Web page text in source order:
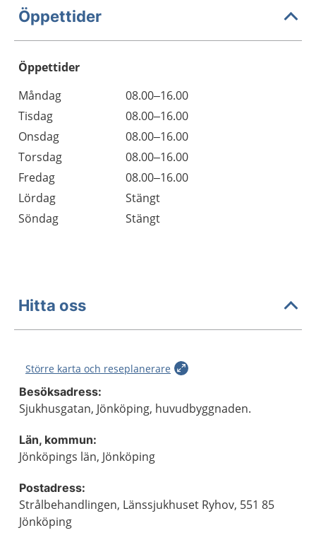
Öppettider
Öppettider
Dag
Öppettider
Kommentarer
Måndag
08.00–16.00
Tisdag
08.00–16.00
Onsdag
08.00–16.00
Torsdag
08.00–16.00
Fredag
08.00–16.00
Lördag
Stängt
Söndag
Stängt
Hitta oss
Större karta och reseplanerare
Besöksadress:
Sjukhusgatan, Jönköping, huvudbyggnaden.
Län, kommun:
Jönköpings län, Jönköping
Postadress:
Strålbehandlingen, Länssjukhuset Ryhov, 551 85
Jönköping